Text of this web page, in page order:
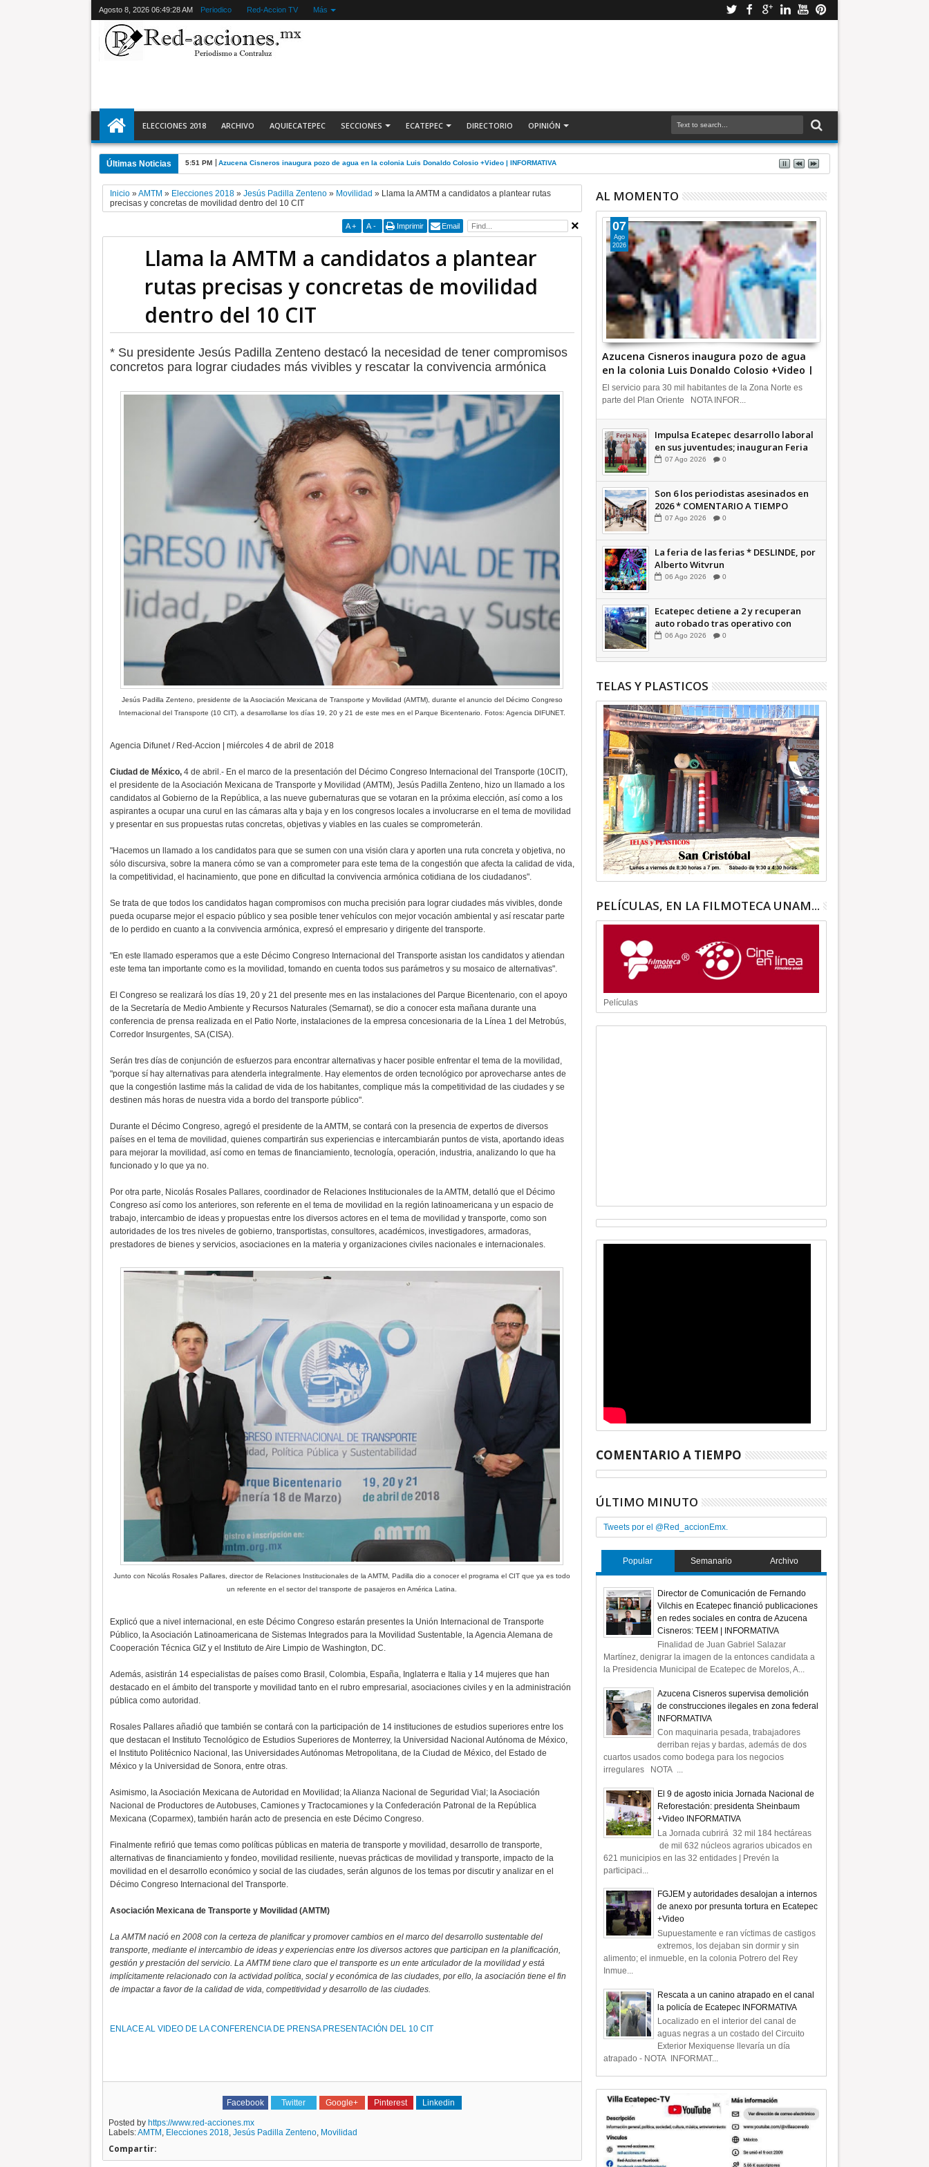
Agosto 8, 2026 06:49:29 AM Periodico Red-Accion TV Más
ELECCIONES 2018 ARCHIVO AQUIECATEPEC SECCIONES ECATEPEC DIRECTORIO OPINIÓN
Últimas Noticias 5:51 PM Azucena Cisneros inaugura pozo de agua en la colonia Luis Donaldo Colosio +Video | INFORMATIVA
Inicio»AMTM » Elecciones 2018» Jesús Padilla Zenteno» Movilidad » Llama la AMTM a candidatos a plantear rutas
precisas y concretas de movilidad dentro del 10 CIT
A + A - Imprimir Email
Llama la AMTM a candidatos a plantear
rutas precisas y concretas de movilidad
dentro del 10 CIT
* Su presidente Jesús Padilla Zenteno destacó la necesidad de tener compromisos
concretos para lograr ciudades más vivibles y rescatar la convivencia armónica
Jesús Padilla Zenteno, presidente de la Asociación Mexicana de Transporte y Movilidad (AMTM), durante el anuncio del Décimo Congreso
Internacional del Transporte (10 CIT), a desarrollarse los días 19, 20 y 21 de este mes en el Parque Bicentenario. Fotos: Agencia DIFUNET.
Agencia Difunet / Red-Accion | miércoles 4 de abril de 2018
Ciudad de México,4 de abril.- En el marco de la presentación del Décimo Congreso Internacional del Transporte (10CIT),
el presidente de la Asociación Mexicana de Transporte y Movilidad (AMTM), Jesús Padilla Zenteno, hizo un llamado a los
candidatos al Gobierno de la República, a las nueve gubernaturas que se votaran en la próxima elección, así como a los
aspirantes a ocupar una curul en las cámaras alta y baja y en los congresos locales a involucrarse en el tema de movilidad
y presentar en sus propuestas rutas concretas, objetivas y viables en las cuales se comprometerán.
"Hacemos un llamado a los candidatos para que se sumen con una visión clara y aporten una ruta concreta y objetiva, no
sólo discursiva, sobre la manera cómo se van a comprometer para este tema de la congestión que afecta la calidad de vida,
la competitividad, el hacinamiento, que pone en dificultad la convivencia armónica cotidiana de los ciudadanos".
Se trata de que todos los candidatos hagan compromisos con mucha precisión para lograr ciudades más vivibles, donde
pueda ocuparse mejor el espacio público y sea posible tener vehículos con mejor vocación ambiental y así rescatar parte
de lo perdido en cuanto a la convivencia armónica, expresó el empresario y dirigente del transporte.
"En este llamado esperamos que a este Décimo Congreso Internacional del Transporte asistan los candidatos y atiendan
este tema tan importante como es la movilidad, tomando en cuenta todos sus parámetros y su mosaico de alternativas".
El Congreso se realizará los días 19, 20 y 21 del presente mes en las instalaciones del Parque Bicentenario, con el apoyo
de la Secretaría de Medio Ambiente y Recursos Naturales (Semarnat), se dio a conocer esta mañana durante una
conferencia de prensa realizada en el Patio Norte, instalaciones de la empresa concesionaria de la Línea 1 del Metrobús,
Corredor Insurgentes, SA (CISA).
Serán tres días de conjunción de esfuerzos para encontrar alternativas y hacer posible enfrentar el tema de la movilidad,
"porque sí hay alternativas para atenderla integralmente. Hay elementos de orden tecnológico por aprovecharse antes de
que la congestión lastime más la calidad de vida de los habitantes, complique más la competitividad de las ciudades y se
destinen más horas de nuestra vida a bordo del transporte público".
Durante el Décimo Congreso, agregó el presidente de la AMTM, se contará con la presencia de expertos de diversos
países en el tema de movilidad, quienes compartirán sus experiencias e intercambiarán puntos de vista, aportando ideas
para mejorar la movilidad, así como en temas de financiamiento, tecnología, operación, industria, analizando lo que ha
funcionado y lo que ya no.
Por otra parte, Nicolás Rosales Pallares, coordinador de Relaciones Institucionales de la AMTM, detalló que el Décimo
Congreso así como los anteriores, son referente en el tema de movilidad en la región latinoamericana y un espacio de
trabajo, intercambio de ideas y propuestas entre los diversos actores en el tema de movilidad y transporte, como son
autoridades de los tres niveles de gobierno, transportistas, consultores, académicos, investigadores, armadoras,
prestadores de bienes y servicios, asociaciones en la materia y organizaciones civiles nacionales e internacionales.
Junto con Nicolás Rosales Pallares, director de Relaciones Institucionales de la AMTM, Padilla dio a conocer el programa el CIT que ya es todo
un referente en el sector del transporte de pasajeros en América Latina.
Explicó que a nivel internacional, en este Décimo Congreso estarán presentes la Unión Internacional de Transporte
Público, la Asociación Latinoamericana de Sistemas Integrados para la Movilidad Sustentable, la Agencia Alemana de
Cooperación Técnica GIZ y el Instituto de Aire Limpio de Washington, DC.
Además, asistirán 14 especialistas de países como Brasil, Colombia, España, Inglaterra e Italia y 14 mujeres que han
destacado en el ámbito del transporte y movilidad tanto en el rubro empresarial, asociaciones civiles y en la administración
pública como autoridad.
Rosales Pallares añadió que también se contará con la participación de 14 instituciones de estudios superiores entre los
que destacan el Instituto Tecnológico de Estudios Superiores de Monterrey, la Universidad Nacional Autónoma de México,
el Instituto Politécnico Nacional, las Universidades Autónomas Metropolitana, de la Ciudad de México, del Estado de
México y la Universidad de Sonora, entre otras.
Asimismo, la Asociación Mexicana de Autoridad en Movilidad; la Alianza Nacional de Seguridad Vial; la Asociación
Nacional de Productores de Autobuses, Camiones y Tractocamiones y la Confederación Patronal de la República
Mexicana (Coparmex), también harán acto de presencia en este Décimo Congreso.
Finalmente refirió que temas como políticas públicas en materia de transporte y movilidad, desarrollo de transporte,
alternativas de financiamiento y fondeo, movilidad resiliente, nuevas prácticas de movilidad y transporte, impacto de la
movilidad en el desarrollo económico y social de las ciudades, serán algunos de los temas por discutir y analizar en el
Décimo Congreso Internacional del Transporte.
Asociación Mexicana de Transporte y Movilidad (AMTM)
La AMTM nació en 2008 con la certeza de planificar y promover cambios en el marco del desarrollo sustentable del
transporte, mediante el intercambio de ideas y experiencias entre los diversos actores que participan en la planificación,
gestión y prestación del servicio. La AMTM tiene claro que el transporte es un ente articulador de la movilidad y está
implícitamente relacionado con la actividad política, social y económica de las ciudades, por ello, la asociación tiene el fin
de impactar a favor de la calidad de vida, competitividad y desarrollo de las ciudades.
ENLACE AL VIDEO DE LA CONFERENCIA DE PRENSA PRESENTACIÓN DEL 10 CIT
Facebook Twitter Google+ Pinterest Linkedin
Posted by https://www.red-acciones.mx
Labels:AMTM , Elecciones 2018, Jesús Padilla Zenteno, Movilidad
Compartir:
AL MOMENTO
Azucena Cisneros inaugura pozo de agua
en la colonia Luis Donaldo Colosio +Video |
INFORMATIVA
07
Ago
2026
El servicio para 30 mil habitantes de la Zona Norte es
parte del Plan Oriente NOTA INFOR...
Impulsa Ecatepec desarrollo laboral
en sus juventudes; inauguran Feria
de Empleo y Emprendedores 2026
07 Ago 2026 0
Son 6 los periodistas asesinados en
2026 * COMENTARIO A TIEMPO
07 Ago 2026 0
La feria de las ferias * DESLINDE, por
Alberto Witvrun
06 Ago 2026 0
Ecatepec detiene a 2 y recuperan
auto robado tras operativo con
Tecámac +Video | INFORMATIVA
06 Ago 2026 0
TELAS Y PLASTICOS
PELÍCULAS, EN LA FILMOTECA UNAM...
Películas
COMENTARIO A TIEMPO
ÚLTIMO MINUTO
Tweets por el @Red_accionEmx.
Popular Semanario Archivo
Director de Comunicación de Fernando
Vilchis en Ecatepec financió publicaciones
en redes sociales en contra de Azucena
Cisneros: TEEM | INFORMATIVA
Finalidad de Juan Gabriel Salazar
Martínez, denigrar la imagen de la entonces candidata a
la Presidencia Municipal de Ecatepec de Morelos, A...
Azucena Cisneros supervisa demolición
de construcciones ilegales en zona federal
INFORMATIVA
Con maquinaria pesada, trabajadores
derriban rejas y bardas, además de dos
cuartos usados como bodega para los negocios
irregulares NOTA ...
El 9 de agosto inicia Jornada Nacional de
Reforestación: presidenta Sheinbaum
+Video INFORMATIVA
La Jornada cubrirá 32 mil 184 hectáreas
de mil 632 núcleos agrarios ubicados en
621 municipios en las 32 entidades | Prevén la
participaci...
FGJEM y autoridades desalojan a internos
de anexo por presunta tortura en Ecatepec
+Video
Supuestamente e ran víctimas de castigos
extremos, los dejaban sin dormir y sin
alimento; el inmueble, en la colonia Potrero del Rey
Inmue...
Rescata a un canino atrapado en el canal
la policía de Ecatepec INFORMATIVA
Localizado en el interior del canal de
aguas negras a un costado del Circuito
Exterior Mexiquense llevaría un día
atrapado - NOTA INFORMAT...